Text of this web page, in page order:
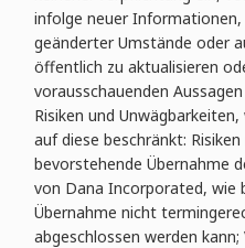
infolge neuer Informationen,
geänderter Umstände oder
öffentlich zu aktualisieren
vorausschauenden
Risiken und
auf diese beschränkt:
bevorstehende Übernahme
von Dana Incorporated, wie
Übernahme nicht
abgeschlossen werden